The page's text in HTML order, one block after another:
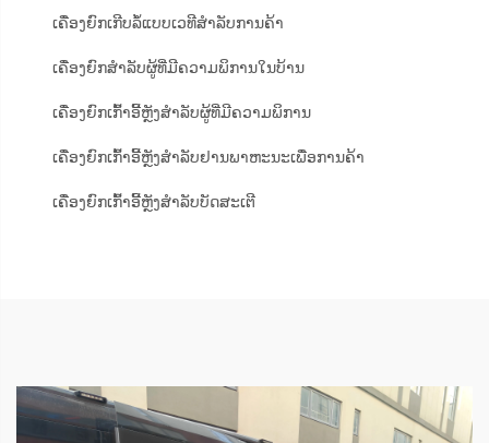
ເຄື່ອງຍົກເກີບລໍ້ແບບເວທີສຳລັບການຄ້າ
ເຄື່ອງຍົກສຳລັບຜູ້ທີ່ມີຄວາມພິການໃນບ້ານ
ເຄື່ອງຍົກເກົ້າອີ້ຫຼັງສຳລັບຜູ້ທີ່ມີຄວາມພິການ
ເຄື່ອງຍົກເກົ້າອີ້ຫຼັງສຳລັບຢານພາຫະນະເພື່ອການຄ້າ
ເຄື່ອງຍົກເກົ້າອີ້ຫຼັງສຳລັບບັດສະເຕີ